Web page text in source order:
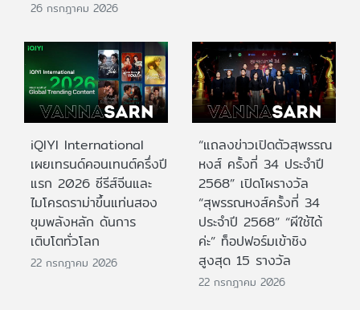
26 กรกฎาคม 2026
iQIYI International
เผยเทรนด์คอนเทนต์ครึ่งปี
แรก 2026 ซีรีส์จีนและ
ไมโครดราม่าขึ้นแท่นสอง
ขุมพลังหลัก ดันการ
เติบโตทั่วโลก
22 กรกฎาคม 2026
“แถลงข่าวเปิดตัวสุพรรณ
หงส์ ครั้งที่ 34 ประจำปี
2568” เปิดโผรางวัล
“สุพรรณหงส์ครั้งที่ 34
ประจำปี 2568” “ผีใช้ได้
ค่ะ” ท็อปฟอร์มเข้าชิง
สูงสุด 15 รางวัล
22 กรกฎาคม 2026